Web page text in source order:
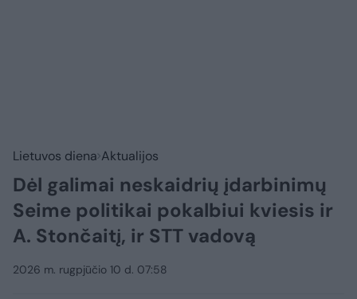
Lietuvos diena Aktualijos
Dėl galimai neskaidrių įdarbinimų
Seime politikai pokalbiui kviesis ir
A. Stončaitį, ir STT vadovą
2026 m. rugpjūčio 10 d. 07:58